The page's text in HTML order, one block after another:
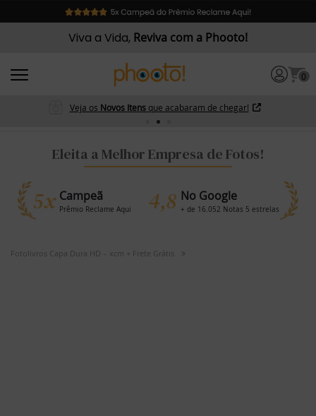
Viva a Vida, Reviva com a Phooto!
0
Veja os Novos Itens que acabaram de chegar!
Eleita a Melhor Empresa de Fotos!
5x Campeã
Prêmio Reclame Aqui 4,8 No Google
+ de 16.052 Notas 5 estrelas
Fotolivros Capa Dura HD – xcm + Frete Grátis